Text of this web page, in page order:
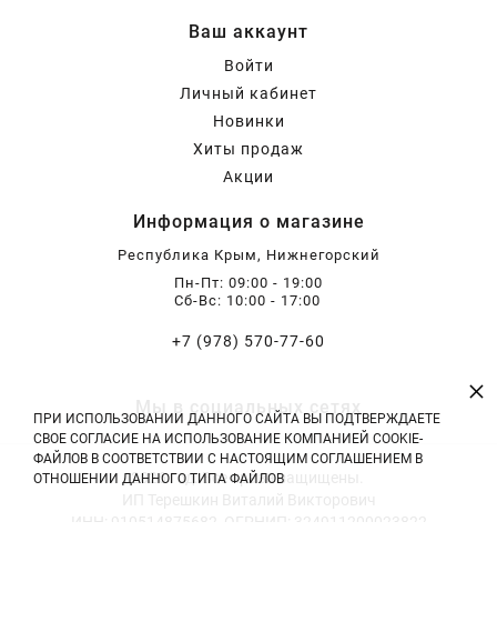
Ваш аккаунт
Войти
Личный кабинет
Новинки
Хиты продаж
Акции
Информация о магазине
Республика Крым, Нижнегорский
Пн-Пт: 09:00 - 19:00
Сб-Вс: 10:00 - 17:00
+7 (978) 570-77-60
Мы в социальных сетях
2026 год. Все права защищены.
ПРИ ИСПОЛЬЗОВАНИИ ДАННОГО САЙТА ВЫ ПОДТВЕРЖДАЕТЕ
СВОЕ СОГЛАСИЕ НА ИСПОЛЬЗОВАНИЕ КОМПАНИЕЙ COOKIE-
ФАЙЛОВ В СООТВЕТСТВИИ С НАСТОЯЩИМ СОГЛАШЕНИЕМ В
ОТНОШЕНИИ ДАННОГО ТИПА ФАЙЛОВ
×